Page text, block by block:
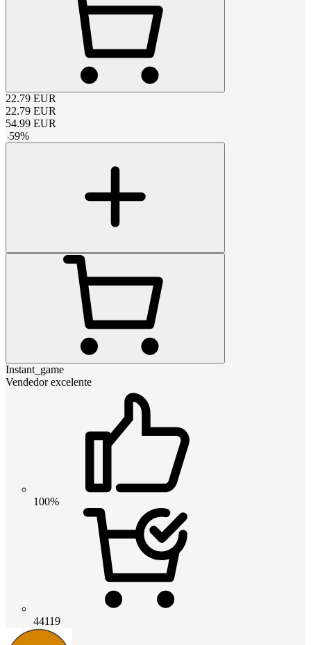
22.79 EUR
22.79 EUR
54.99 EUR
-59%
Instant_game
Vendedor excelente
100%
44119